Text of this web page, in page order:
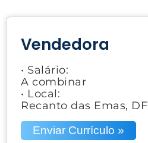
Vendedora
• Salário:
A combinar
• Local:
Recanto das Emas, DF
Enviar Currículo »